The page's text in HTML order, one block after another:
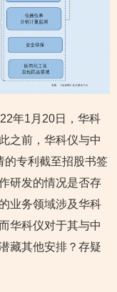
年1月20日，华科
之前，华科仪与中
的专利截至招股书签
研发的情况是否存
业务领域涉及华科
华科仪对于其与中
藏其他安排？存疑